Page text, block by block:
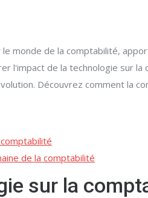
monde de la comptabilité,
l'impact de la technologie sur
Découvrez comment la
de la comptabilité
sur la